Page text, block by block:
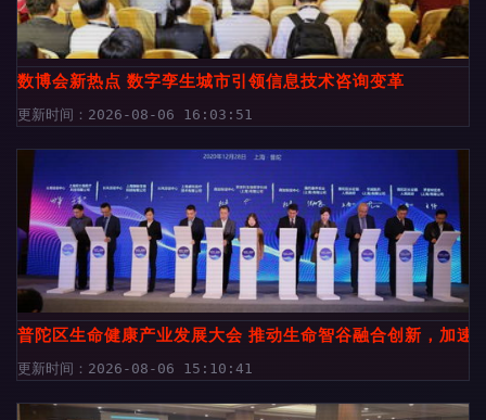
数博会新热点 数字孪生城市引领信息技术咨询变革
更新时间：2026-08-06 16:03:51
普陀区生命健康产业发展大会 推动生命智谷融合创新，加速
更新时间：2026-08-06 15:10:41